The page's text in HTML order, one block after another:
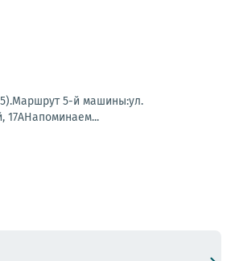
5-й машины:ул.
17АНапоминаем...